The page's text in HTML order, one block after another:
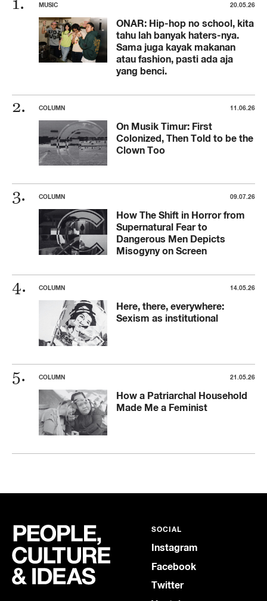
MUSIC 20.05.26
ONAR: Hip-hop no school, kita
tahu lah banyak haters-nya.
Sama juga kayak makanan
atau fashion, pasti ada aja
yang benci.
COLUMN 11.06.26
On Musik Timur: First
Colonized, Then Told to be the
Clown Too
COLUMN 09.07.26
How The Shift in Horror from
Supernatural Fear to
Dangerous Men Depicts
Misogyny on Screen
COLUMN 14.05.26
Here, there, everywhere:
Sexism as institutional
COLUMN 21.05.26
How a Patriarchal Household
Made Me a Feminist
SOCIAL
Instagram
Facebook
Twitter